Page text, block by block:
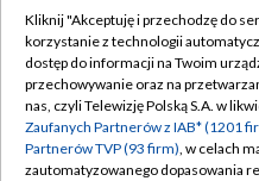
Abonament TVP
Emisja w TVP
Centrum informacji TVP
Kliknij "Akceptuję i przechodzę do
korzystanie z technologii
dostęp do informacji na Twoim
przechowywanie oraz na
nas, czyli Telewizję Polską S.A. w
Zaufanych Partnerów z IAB* (1201
Partnerów TVP (93 firm), w celach
zautomatyzowanego dopasowania